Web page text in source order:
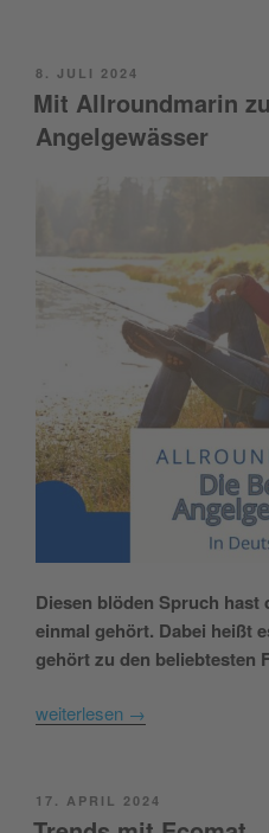
POSTED
ON
8. JULI 2024
Mit Allroundmarin
Angelgewässer
Diesen blöden Spruch
einmal gehört. Dabei heißt
gehört zu den beliebtesten
weiterlesen →
POSTED
ON
17. APRIL 2024